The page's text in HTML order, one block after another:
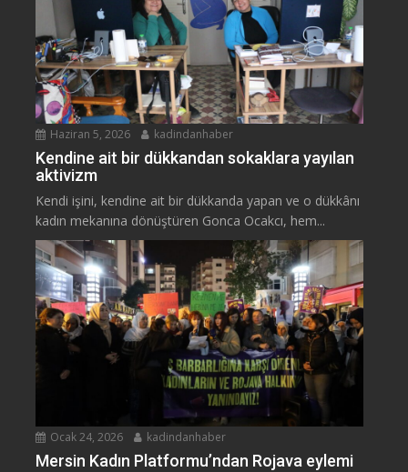
Haziran 5, 2026 kadindanhaber
Kendine ait bir dükkandan sokaklara yayılan
aktivizm
Kendi işini, kendine ait bir dükkanda yapan ve o dükkânı
kadın mekanına dönüştüren Gonca Ocakcı, hem...
Ocak 24, 2026 kadindanhaber
Mersin Kadın Platformu’ndan Rojava eylemi